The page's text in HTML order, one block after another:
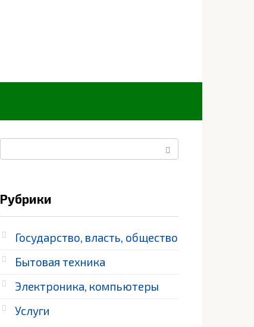
Рубрики
Государство, власть, общество
Бытовая техника
Электроника, компьютеры
Услуги